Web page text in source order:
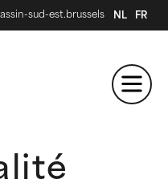
sud-est.brussels NL FR